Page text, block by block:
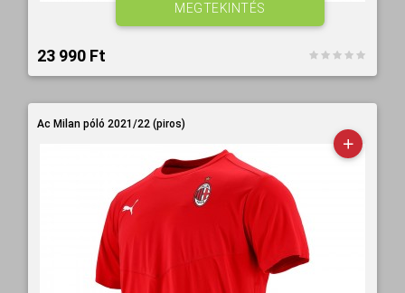
23 990 Ft‎
MEGTEKINTÉS
Ac Milan póló 2021/22 (piros)